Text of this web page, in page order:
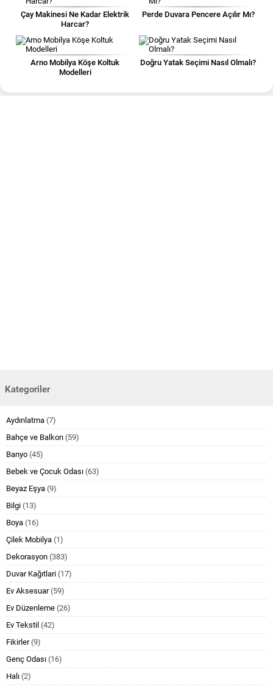
Çay Makinesi Ne Kadar Elektrik
Harcar?
Perde Duvara Pencere Açılır Mı?
Arno Mobilya Köşe Koltuk
Modelleri
Doğru Yatak Seçimi Nasıl Olmalı?
Kategoriler
Aydınlatma (7)
Bahçe ve Balkon (59)
Banyo (45)
Bebek ve Çocuk Odası (63)
Beyaz Eşya (9)
Bilgi (13)
Boya (16)
Çilek Mobilya (1)
Dekorasyon (383)
Duvar Kağıtlari (17)
Ev Aksesuar(59)
Ev Düzenleme (26)
Ev Tekstil (42)
Fikirler(9)
Genç Odası (16)
Halı (2)